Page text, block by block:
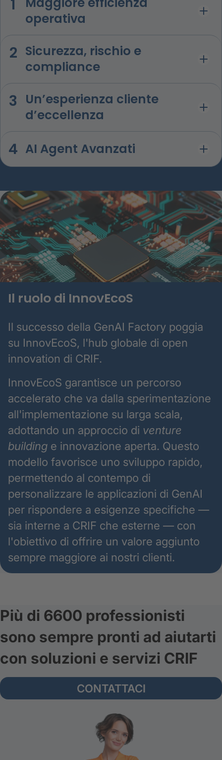
1
operativa
2 Sicurezza, rischio e
compliance
3
Un’esperienza cliente
d’eccellenza
4 AI Agent Avanzati
Il ruolo di InnovEcoS
Il successo della GenAI Factory poggia
su InnovEcoS, l'hub globale di open
innovation di CRIF.
InnovEcoS garantisce un percorso
accelerato che va dalla sperimentazione
all'implementazione su larga scala,
adottando un approccio di venture
building e innovazione aperta. Questo
modello favorisce uno sviluppo rapido,
permettendo al contempo di
personalizzare le applicazioni di GenAI
per rispondere a esigenze specifiche —
sia interne a CRIF che esterne — con
l'obiettivo di offrire un valore aggiunto
sempre maggiore ai nostri clienti.
Più di 6600 professionisti
sono sempre pronti ad aiutarti
con soluzioni e servizi CRIF
CONTATTACI